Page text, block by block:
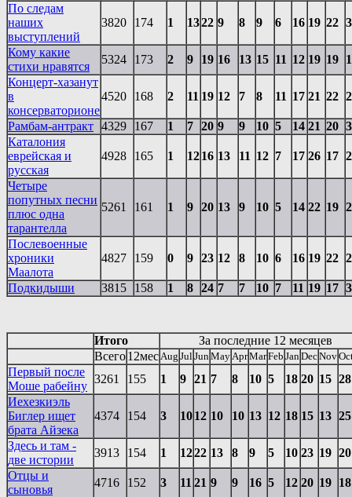
По следам
наших
выступлений
3820 174 1 1322 9 8 9 6 16 19 22
Кому какие
стихи нравятся
5324 173 2 9 19 16 13 15 11 12 19 19
Концерт-хазанут
в
консерваторионе
4520 168 2 11 19 12 7 8 11 17 21 22
Рамбам-антракт 4329 167 1 7 20 9 9 10 5 14 21 20
Каталония
еврейская и
русская
4928 165 1 1216 13 11 12 7 17 26 17
Четыре
попутных песни
плюс одна
тарантелла
5261 161 1 9 20 13 9 10 5 14 22 19
Послевоенные
хроники
Маалота
4827 159 0 9 23 12 8 10 6 16 19 22
Подкидыши 3815 158 1 8 24 7 7 10 7 11 19 17
Итого
За последние 12 месяцев
Всего12мес Aug Jul Jun May AprMarFeb Jan DecNov
Первый после
Моше рабейну
3261 155 1 9 21 7 8 10 5 18 20 15 28
Иехезкиэль
Биглер ищет
брата Айзека
4374 154 3 1012 10 10 13 12 18 15 13 25
Здесь и там -
две истории
3913 154 1 1222 13 8 9 5 10 23 19 20
Отцы и
сыновья
4716 152 3 11 21 9 9 16 5 12 20 19 18